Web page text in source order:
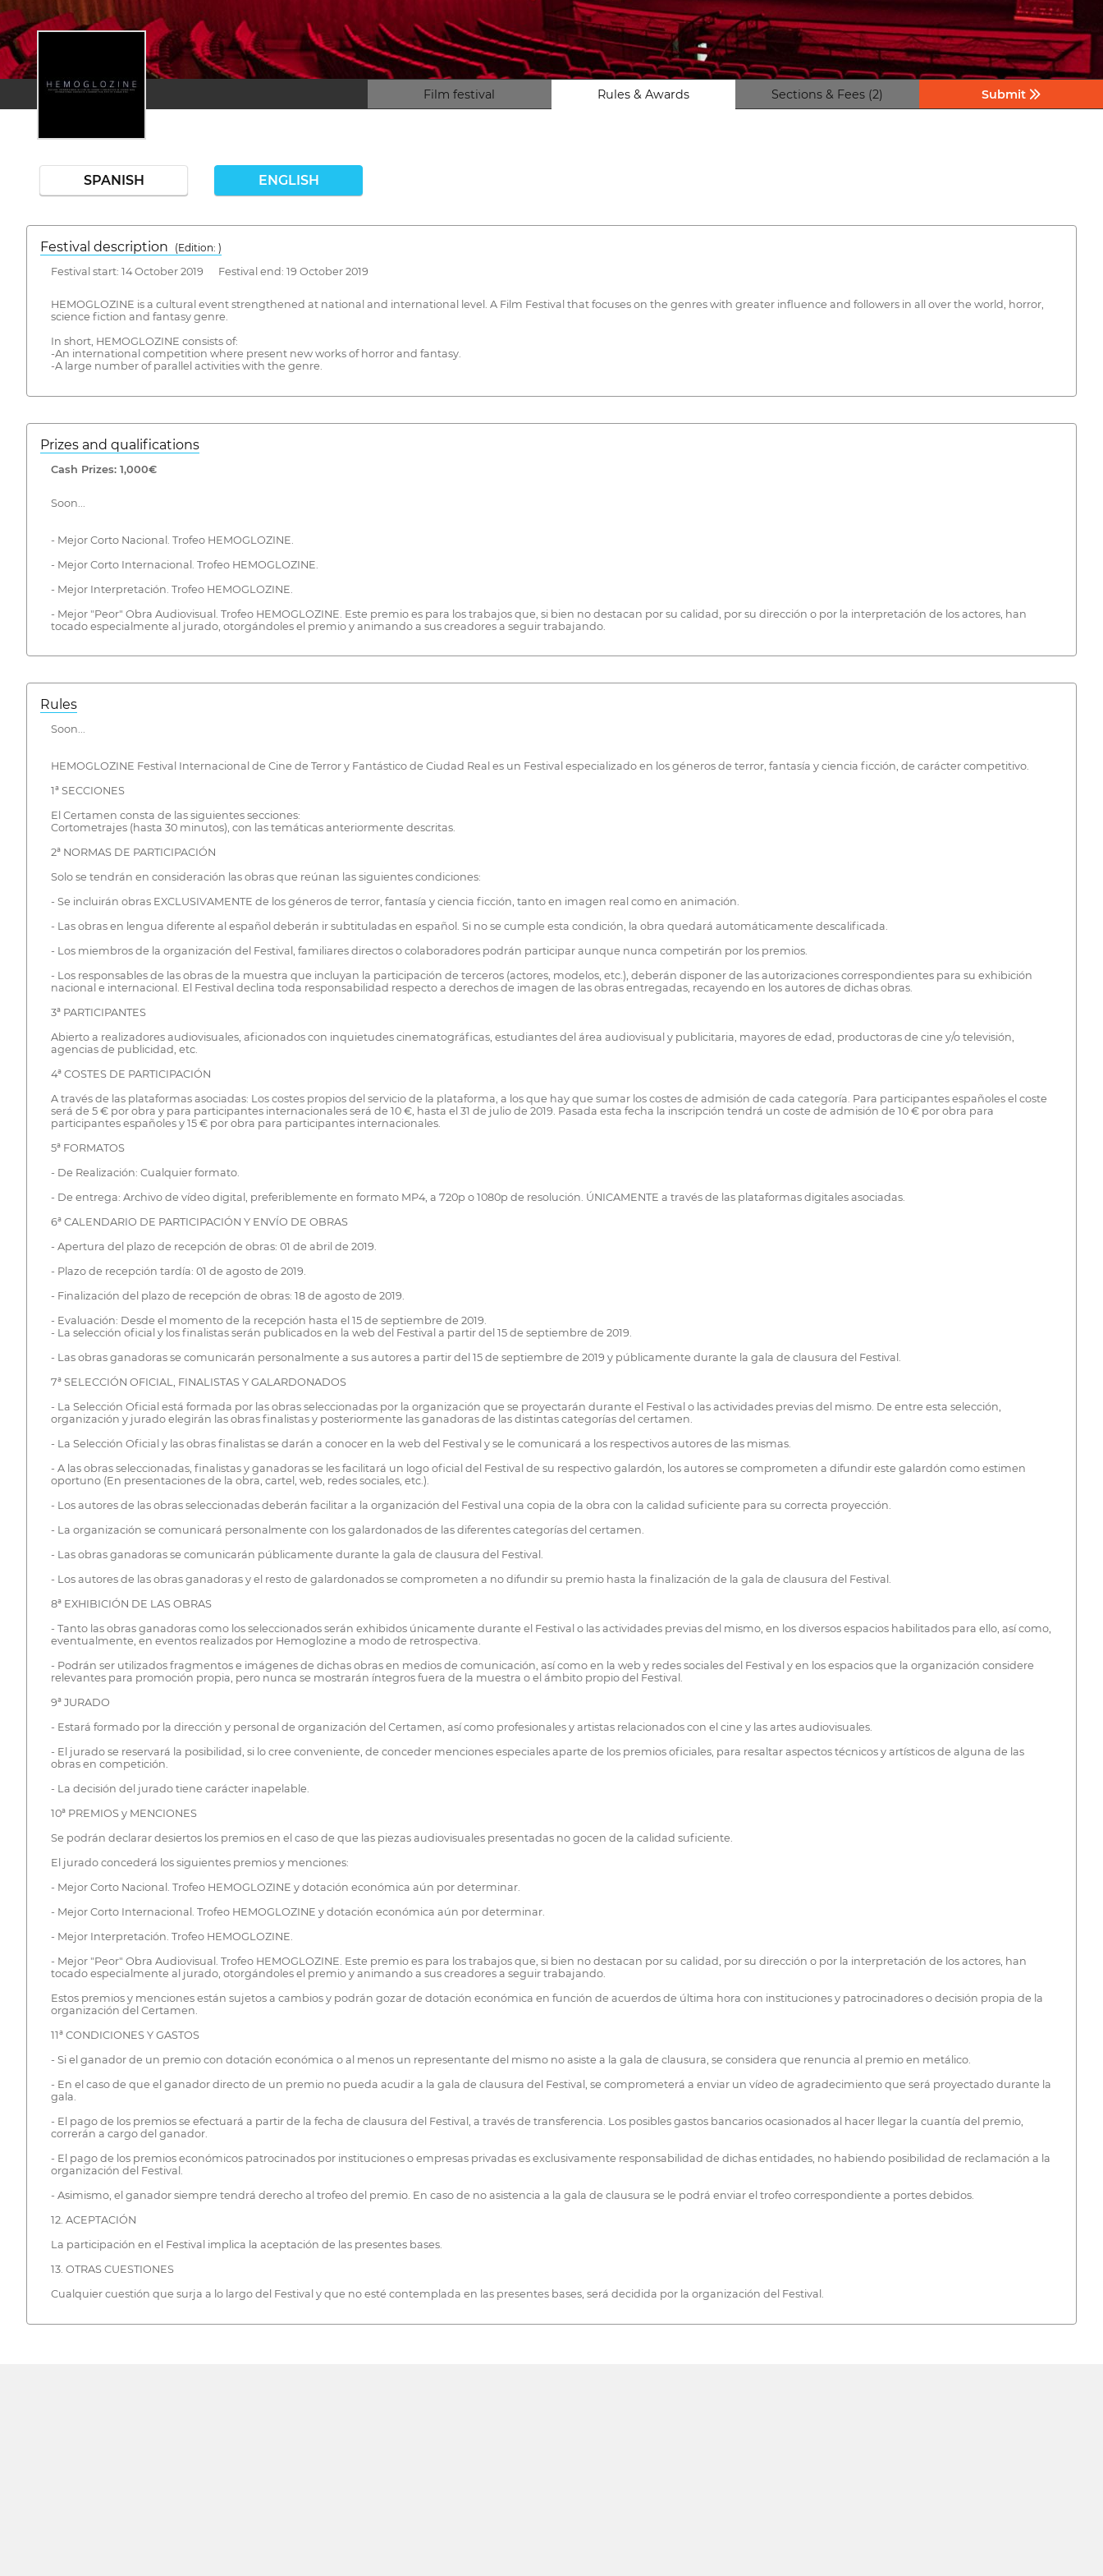
Film festival Rules & Awards Sections & Fees (2) Submit
SPANISH ENGLISH
Festival description
(Edition: )
Festival start: 14 October 2019 Festival end: 19 October 2019
HEMOGLOZINE is a cultural event strengthened at national and international level. A Film Festival that focuses on the genres with greater influence and followers in all over the world, horror,
science fiction and fantasy genre.
In short, HEMOGLOZINE consists of:
-An international competition where present new works of horror and fantasy.
-A large number of parallel activities with the genre.
Prizes and qualifications
Cash Prizes: 1,000€
Soon...
- Mejor Corto Nacional. Trofeo HEMOGLOZINE.
- Mejor Corto Internacional. Trofeo HEMOGLOZINE.
- Mejor Interpretación. Trofeo HEMOGLOZINE.
- Mejor "Peor" Obra Audiovisual. Trofeo HEMOGLOZINE. Este premio es para los trabajos que, si bien no destacan por su calidad, por su dirección o por la interpretación de los actores, han
tocado especialmente al jurado, otorgándoles el premio y animando a sus creadores a seguir trabajando.
Rules
Soon...
HEMOGLOZINE Festival Internacional de Cine de Terror y Fantástico de Ciudad Real es un Festival especializado en los géneros de terror, fantasía y ciencia ficción, de carácter competitivo.
1ª SECCIONES
El Certamen consta de las siguientes secciones:
Cortometrajes (hasta 30 minutos), con las temáticas anteriormente descritas.
2ª NORMAS DE PARTICIPACIÓN
Solo se tendrán en consideración las obras que reúnan las siguientes condiciones:
- Se incluirán obras EXCLUSIVAMENTE de los géneros de terror, fantasía y ciencia ficción, tanto en imagen real como en animación.
- Las obras en lengua diferente al español deberán ir subtituladas en español. Si no se cumple esta condición, la obra quedará automáticamente descalificada.
- Los miembros de la organización del Festival, familiares directos o colaboradores podrán participar aunque nunca competirán por los premios.
- Los responsables de las obras de la muestra que incluyan la participación de terceros (actores, modelos, etc.), deberán disponer de las autorizaciones correspondientes para su exhibición
nacional e internacional. El Festival declina toda responsabilidad respecto a derechos de imagen de las obras entregadas, recayendo en los autores de dichas obras.
3ª PARTICIPANTES
Abierto a realizadores audiovisuales, aficionados con inquietudes cinematográficas, estudiantes del área audiovisual y publicitaria, mayores de edad, productoras de cine y/o televisión,
agencias de publicidad, etc.
4ª COSTES DE PARTICIPACIÓN
A través de las plataformas asociadas: Los costes propios del servicio de la plataforma, a los que hay que sumar los costes de admisión de cada categoría. Para participantes españoles el coste
será de 5 € por obra y para participantes internacionales será de 10 €, hasta el 31 de julio de 2019. Pasada esta fecha la inscripción tendrá un coste de admisión de 10 € por obra para
participantes españoles y 15 € por obra para participantes internacionales.
5ª FORMATOS
- De Realización: Cualquier formato.
- De entrega: Archivo de vídeo digital, preferiblemente en formato MP4, a 720p o 1080p de resolución. ÚNICAMENTE a través de las plataformas digitales asociadas.
6ª CALENDARIO DE PARTICIPACIÓN Y ENVÍO DE OBRAS
- Apertura del plazo de recepción de obras: 01 de abril de 2019.
- Plazo de recepción tardía: 01 de agosto de 2019.
- Finalización del plazo de recepción de obras: 18 de agosto de 2019.
- Evaluación: Desde el momento de la recepción hasta el 15 de septiembre de 2019.
- La selección oficial y los finalistas serán publicados en la web del Festival a partir del 15 de septiembre de 2019.
- Las obras ganadoras se comunicarán personalmente a sus autores a partir del 15 de septiembre de 2019 y públicamente durante la gala de clausura del Festival.
7ª SELECCIÓN OFICIAL, FINALISTAS Y GALARDONADOS
- La Selección Oficial está formada por las obras seleccionadas por la organización que se proyectarán durante el Festival o las actividades previas del mismo. De entre esta selección,
organización y jurado elegirán las obras finalistas y posteriormente las ganadoras de las distintas categorías del certamen.
- La Selección Oficial y las obras finalistas se darán a conocer en la web del Festival y se le comunicará a los respectivos autores de las mismas.
- A las obras seleccionadas, finalistas y ganadoras se les facilitará un logo oficial del Festival de su respectivo galardón, los autores se comprometen a difundir este galardón como estimen
oportuno (En presentaciones de la obra, cartel, web, redes sociales, etc.).
- Los autores de las obras seleccionadas deberán facilitar a la organización del Festival una copia de la obra con la calidad suficiente para su correcta proyección.
- La organización se comunicará personalmente con los galardonados de las diferentes categorías del certamen.
- Las obras ganadoras se comunicarán públicamente durante la gala de clausura del Festival.
- Los autores de las obras ganadoras y el resto de galardonados se comprometen a no difundir su premio hasta la finalización de la gala de clausura del Festival.
8ª EXHIBICIÓN DE LAS OBRAS
- Tanto las obras ganadoras como los seleccionados serán exhibidos únicamente durante el Festival o las actividades previas del mismo, en los diversos espacios habilitados para ello, así como,
eventualmente, en eventos realizados por Hemoglozine a modo de retrospectiva.
- Podrán ser utilizados fragmentos e imágenes de dichas obras en medios de comunicación, así como en la web y redes sociales del Festival y en los espacios que la organización considere
relevantes para promoción propia, pero nunca se mostrarán íntegros fuera de la muestra o el ámbito propio del Festival.
9ª JURADO
- Estará formado por la dirección y personal de organización del Certamen, así como profesionales y artistas relacionados con el cine y las artes audiovisuales.
- El jurado se reservará la posibilidad, si lo cree conveniente, de conceder menciones especiales aparte de los premios oficiales, para resaltar aspectos técnicos y artísticos de alguna de las
obras en competición.
- La decisión del jurado tiene carácter inapelable.
10ª PREMIOS y MENCIONES
Se podrán declarar desiertos los premios en el caso de que las piezas audiovisuales presentadas no gocen de la calidad suficiente.
El jurado concederá los siguientes premios y menciones:
- Mejor Corto Nacional. Trofeo HEMOGLOZINE y dotación económica aún por determinar.
- Mejor Corto Internacional. Trofeo HEMOGLOZINE y dotación económica aún por determinar.
- Mejor Interpretación. Trofeo HEMOGLOZINE.
- Mejor "Peor" Obra Audiovisual. Trofeo HEMOGLOZINE. Este premio es para los trabajos que, si bien no destacan por su calidad, por su dirección o por la interpretación de los actores, han
tocado especialmente al jurado, otorgándoles el premio y animando a sus creadores a seguir trabajando.
Estos premios y menciones están sujetos a cambios y podrán gozar de dotación económica en función de acuerdos de última hora con instituciones y patrocinadores o decisión propia de la
organización del Certamen.
11ª CONDICIONES Y GASTOS
- Si el ganador de un premio con dotación económica o al menos un representante del mismo no asiste a la gala de clausura, se considera que renuncia al premio en metálico.
- En el caso de que el ganador directo de un premio no pueda acudir a la gala de clausura del Festival, se comprometerá a enviar un vídeo de agradecimiento que será proyectado durante la
gala.
- El pago de los premios se efectuará a partir de la fecha de clausura del Festival, a través de transferencia. Los posibles gastos bancarios ocasionados al hacer llegar la cuantía del premio,
correrán a cargo del ganador.
- El pago de los premios económicos patrocinados por instituciones o empresas privadas es exclusivamente responsabilidad de dichas entidades, no habiendo posibilidad de reclamación a la
organización del Festival.
- Asimismo, el ganador siempre tendrá derecho al trofeo del premio. En caso de no asistencia a la gala de clausura se le podrá enviar el trofeo correspondiente a portes debidos.
12. ACEPTACIÓN
La participación en el Festival implica la aceptación de las presentes bases.
13. OTRAS CUESTIONES
Cualquier cuestión que surja a lo largo del Festival y que no esté contemplada en las presentes bases, será decidida por la organización del Festival.